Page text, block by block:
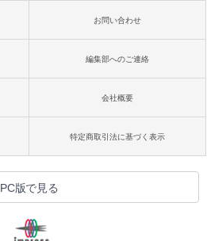
お問い合わせ
編集部へのご連絡
会社概要
特定商取引法に基づく表示
PC版で見る